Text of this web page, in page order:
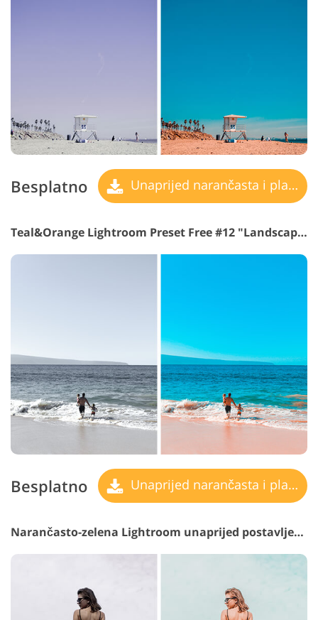
Besplatno Unaprijed narančasta i plavozelena
Teal&Orange Lightroom Preset Free #12 "Landscape"
Besplatno Unaprijed narančasta i plavozelena
Narančasto-zelena Lightroom unaprijed postavljena #13 "Magma"